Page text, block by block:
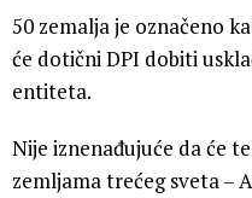
50 zemalja je označeno
će dotični DPI dobiti
entiteta.
Nije iznenađujuće da će
zemljama trećeg sveta –